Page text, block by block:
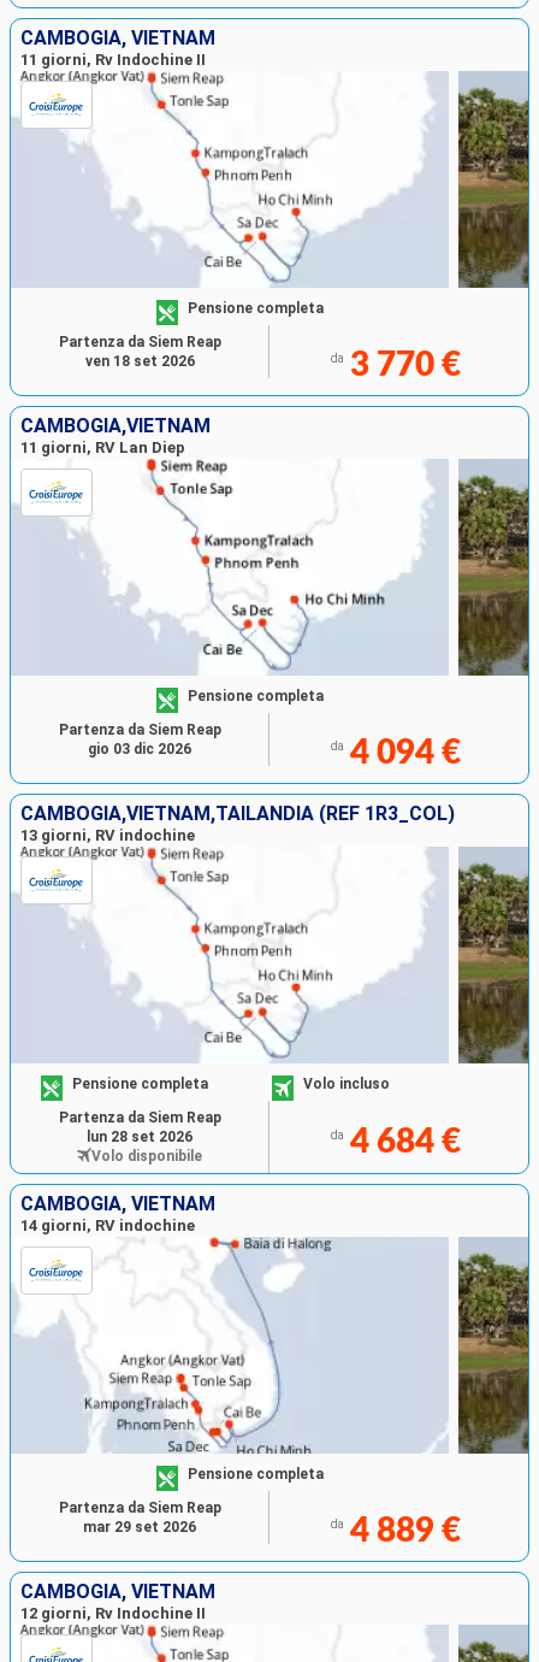
CAMBOGIA, VIETNAM
11 giorni, Rv Indochine II
Pensione completa
da 3 770 €
Partenza da Siem Reap
ven 18 set 2026
CAMBOGIA,VIETNAM
11 giorni, RV Lan Diep
Pensione completa
da 4 094 €
Partenza da Siem Reap
gio 03 dic 2026
CAMBOGIA,VIETNAM,TAILANDIA (REF 1R3_COL)
13 giorni, RV indochine
Pensione completa Volo incluso
da 4 684 €
Partenza da Siem Reap
lun 28 set 2026
Volo disponibile
CAMBOGIA, VIETNAM
14 giorni, RV indochine
Pensione completa
da 4 889 €
Partenza da Siem Reap
mar 29 set 2026
CAMBOGIA, VIETNAM
12 giorni, Rv Indochine II